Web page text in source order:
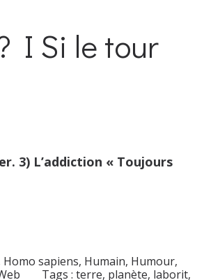
I Si le tour
3) L’addiction « Toujours
Homo sapiens, Humain, Humour,
Tags : terre, planète, laborit,